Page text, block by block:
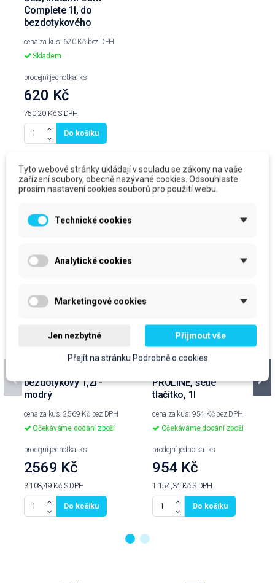
Complete 1l, do
bezdotykového
cena za kus: 620 Kč bez DPH
Skladem
prodejní jednotka: ks
620 Kč
750,20 KčS DPH
Do košíku
Produkty ve stejné kategorii
bezdotykový 1,2l -
modrý
cena za kus: 2569 Kč bez DPH
Očekáváme dodání zboží
prodejní jednotka: ks
2569 Kč
3 108,49 Kč S DPH
Do košíku
PROLINE, šedé
tlačítko, 1l
cena za kus: 954 Kč bez DPH
Očekáváme dodání zboží
prodejní jednotka: ks
954 Kč
1 154,34 KčS DPH
Do košíku
Tyto webové stránky ukládají v souladu se zákony na vaše
zařízení soubory, obecně nazývané cookies. Odsouhlaste
prosím nastavení cookies souborů pro použití webu.
Technické cookies
Analytické cookies
Marketingové cookies
Jen nezbytné Přijmout vše
Přejít na stránku Podrobně o cookies